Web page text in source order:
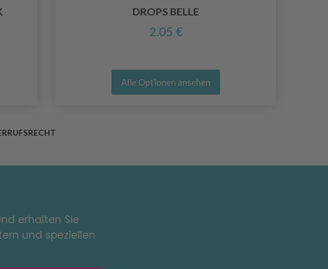
DROPS BELLE
2.05 €
Alle Optionen ansehen
erhalten Sie
und speziellen